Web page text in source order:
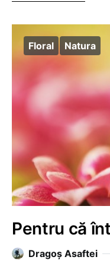
Floral Natura
Pentru că
Dragoş Asaftei